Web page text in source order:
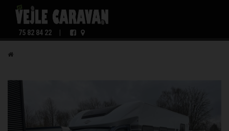
75 82 84 22